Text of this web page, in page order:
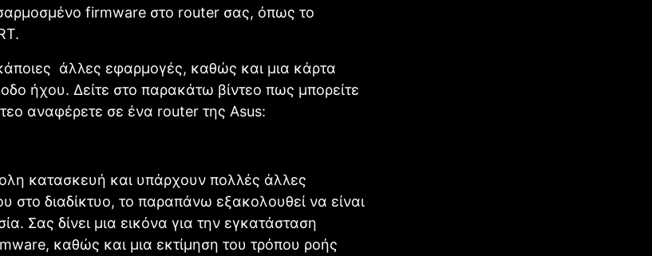
firmware στο router σας, όπως το
άλλες εφαρμογές, καθώς και μια κάρτα
ήχου. Δείτε στο παρακάτω βίντεο πως μπορείτε
αναφέρετε σε ένα router της Asus:
κατασκευή και υπάρχουν πολλές άλλες
στο διαδίκτυο, το παραπάνω εξακολουθεί να είναι
Σας δίνει μια εικόνα για την εγκατάσταση
καθώς και μια εκτίμηση του τρόπου ροής